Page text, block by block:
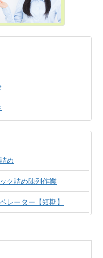
め
ク詰め陳列作業
レーター【短期】